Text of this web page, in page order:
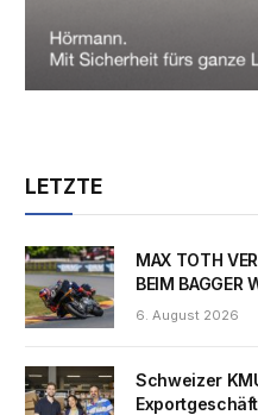
LETZTE
MAX TOTH
BEIM BAGGER
6. August 2026
Schweizer